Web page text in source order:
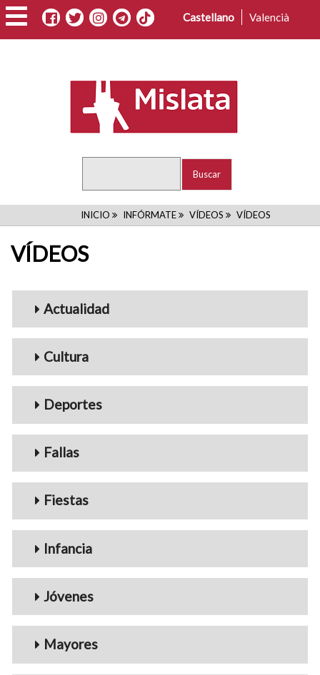
Pasar
al
contenido
Castellano Valencià
RUTA
INICIO INFÓRMATE VÍDEOS VÍDEOS
VÍDEOS
Menu_Videos
Actualidad
Cultura
Deportes
Fallas
Fiestas
Infancia
Jóvenes
Mayores